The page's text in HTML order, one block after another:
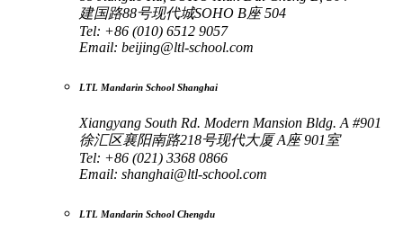
建国路88号现代城SOHO B座 504
Tel: +86 (010) 6512 9057
Email: beijing@ltl-school.com
LTL Mandarin School Shanghai
Xiangyang South Rd. Modern Mansion Bldg. A #901
徐汇区襄阳南路218号现代大厦 A座 901室
Tel: +86 (021) 3368 0866
Email: shanghai@ltl-school.com
LTL Mandarin School Chengdu